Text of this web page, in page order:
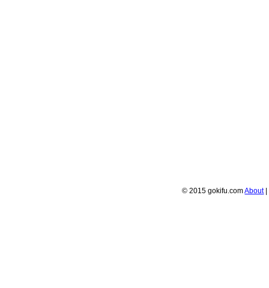
© 2015 gokifu.comAbout|